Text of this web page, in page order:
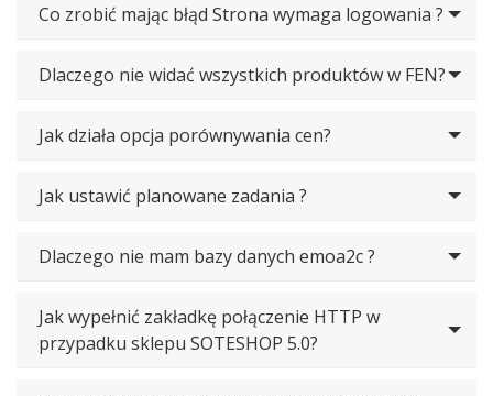
Co zrobić mając błąd Strona wymaga logowania ?
Dlaczego nie widać wszystkich produktów w FEN?
Jak działa opcja porównywania cen?
Jak ustawić planowane zadania ?
Dlaczego nie mam bazy danych emoa2c ?
Jak wypełnić zakładkę połączenie HTTP w
przypadku sklepu SOTESHOP 5.0?